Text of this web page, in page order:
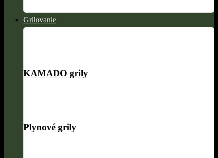
Grilovanie
KAMADO grily
Plynové grily